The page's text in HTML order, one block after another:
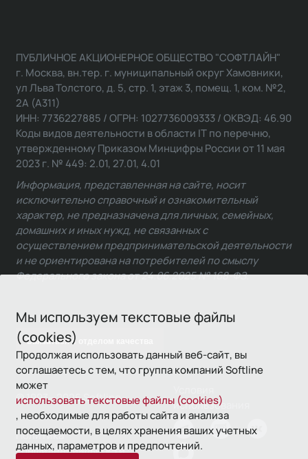
Мы используем текстовые файлы
(cookies)
Продолжая использовать данный веб-сайт, вы
соглашаетесь с тем, что группа компаний Softline
может
использовать текстовые файлы (cookies)
, необходимые для работы сайта и анализа
посещаемости, в целях хранения ваших учетных
данных, параметров и предпочтений.
Связаться с отделом качества
ПУБЛИЧНОЕ АКЦИОНЕРНОЕ ОБЩЕСТВО "СОФТЛАЙН"
г. Москва, вн.тер. г. муниципальный округ Хамовники,
ул Льва Толстого, д. 5, стр. 1, этаж 3, помещ. 1, ком. №2,
2А (А311)
ИНН: 7736227885 / ОГРН: 1027736009333 / ОКВЭД: 46.90
Коды видов деятельности в области IT по перечню,
утвержденному Приказом Минцифры России от 11 мая
2023 г. № 449: 2.01, 27.01, 4.01
Информация, представленная на сайте, носит
исключительно справочный и ознакомительный
характер, не предназначена для личных, семейных,
домашних и иных нужд, не связанных с
осуществлением предпринимательской деятельности
и не ориентирована на потребителей по смыслу
Федерального закона от 24.06.2025 № 168-ФЗ.
© 1993—2026 Softline
использования
Политика
конфиденциальности